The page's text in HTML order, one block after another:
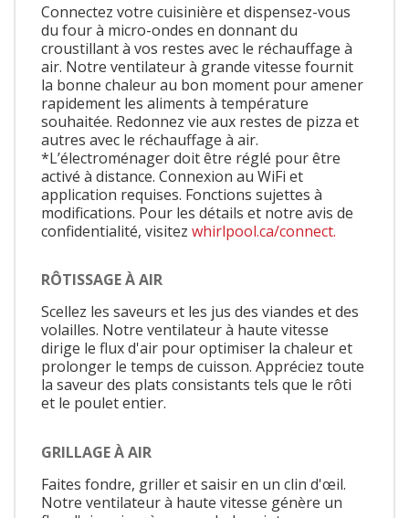
Connectez votre cuisinière et dispensez-vous
du four à micro-ondes en donnant du
croustillant à vos restes avec le réchauffage à
air. Notre ventilateur à grande vitesse fournit
la bonne chaleur au bon moment pour amener
rapidement les aliments à température
souhaitée. Redonnez vie aux restes de pizza et
autres avec le réchauffage à air.
*L’électroménager doit être réglé pour être
activé à distance. Connexion au WiFi et
application requises. Fonctions sujettes à
modifications. Pour les détails et notre avis de
confidentialité, visitez whirlpool.ca/connect.
RÔTISSAGE À AIR
Scellez les saveurs et les jus des viandes et des
volailles. Notre ventilateur à haute vitesse
dirige le flux d'air pour optimiser la chaleur et
prolonger le temps de cuisson. Appréciez toute
la saveur des plats consistants tels que le rôti
et le poulet entier.
GRILLAGE À AIR
Faites fondre, griller et saisir en un clin d'œil.
Notre ventilateur à haute vitesse génère un